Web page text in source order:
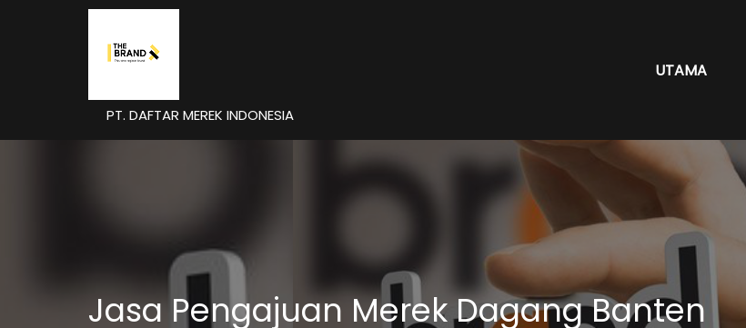
PT. DAFTAR MEREK INDONESIA
UTAMA
Jasa Pengajuan Merek Dagang Banten